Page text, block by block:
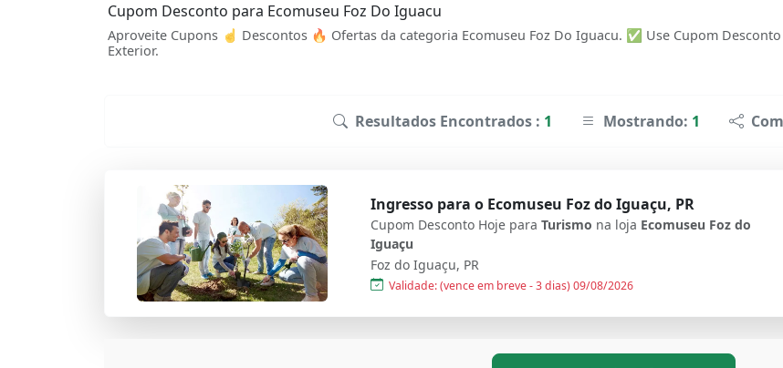
Cupom Desconto para Ecomuseu Foz Do Iguacu
Aproveite Cupons ☝ Descontos 🔥 Ofertas da categoria Ecomuseu Foz Do Iguacu. ✅ Use Cupom Desconto
Exterior.
Resultados Encontrados : 1 Mostrando: 1
Ingresso para o Ecomuseu Foz do Iguaçu, PR
Cupom Desconto Hoje para Turismo na loja Ecomuseu Foz do
Iguaçu
Foz do Iguaçu, PR
Validade: (vence em breve - 3 dias) 09/08/2026